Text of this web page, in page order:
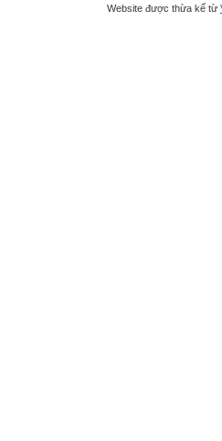
Website được thừa kế từ